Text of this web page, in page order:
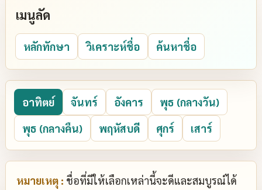
เมนูลัด
หลักทักษา วิเคราะห์ชื่อ ค้นหาชื่อ
อาทิตย์ จันทร์ อังคาร
พุธ (กลางวัน)
พุธ (กลางคืน)
พฤหัสบดี ศุกร์ เสาร์
หมายเหตุ : ชื่อที่มีให้เลือกเหล่านี้จะดีและสมบูรณ์ได้